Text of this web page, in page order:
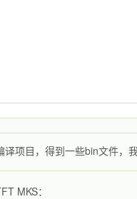
项目，得到一些bin文件，
MKS：